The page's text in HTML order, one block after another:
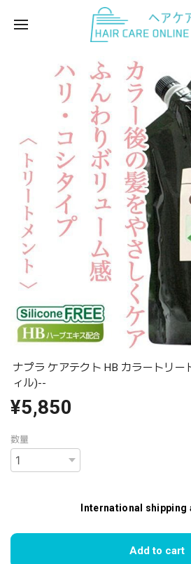
ナプラ ケアテクト HB カラートリー
ィル)--
¥5,850
数量
International shipping
Add to cart